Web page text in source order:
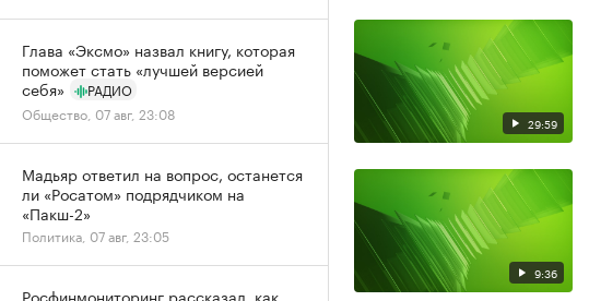
29:59
9:36
Глава «Эксмо» назвал книгу, которая
поможет стать «лучшей версией
себя»
РАДИО
Общество, 07 авг, 23:08
Мадьяр ответил на вопрос, останется
ли «Росатом» подрядчиком на
«Пакш-2»
Политика, 07 авг, 23:05
Росфинмониторинг рассказал, как